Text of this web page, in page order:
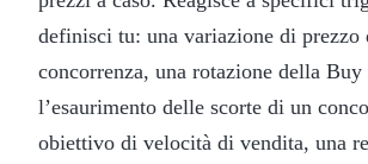
definisci tu: una variazione di prezzo
concorrenza, una rotazione della Buy
l’esaurimento delle scorte di un
obiettivo di velocità di vendita, una